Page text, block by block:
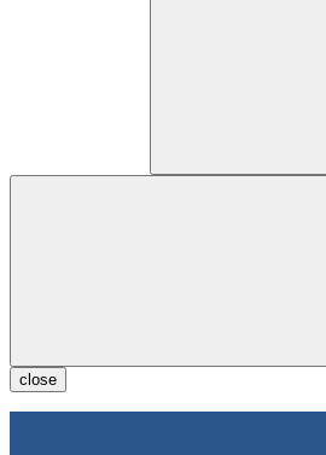
close